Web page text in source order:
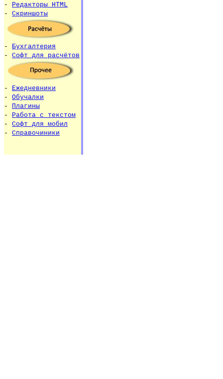
- Редакторы HTML
- Скриншоты
- Бухгалтерия
- Софт для расчётов
- Ежедневники
- Обучалки
- Плагины
- Работа с текстом
- Софт для мобил
- Справочиники